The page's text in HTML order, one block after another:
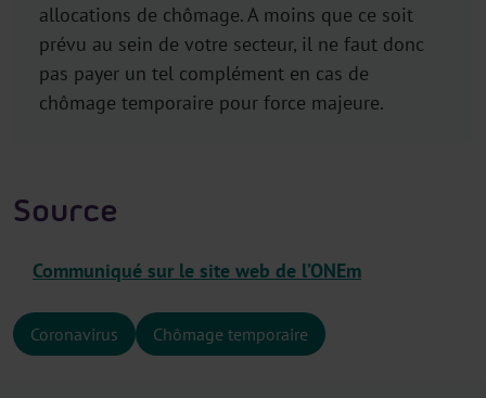
allocations de chômage. A moins que ce soit
prévu au sein de votre secteur, il ne faut donc
pas payer un tel complément en cas de
chômage temporaire pour force majeure.
Source
Communiqué sur le site web de l’ONEm
Coronavirus Chômage temporaire